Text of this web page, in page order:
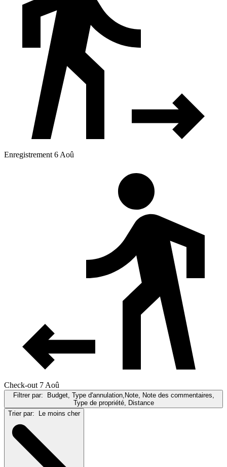
Enregistrement 6 Aoû
Check-out 7 Aoû
Filtrer par: Budget, Type d'annulation,Note, Note des commentaires,
Type de propriété, Distance
Trier par: Le moins cher